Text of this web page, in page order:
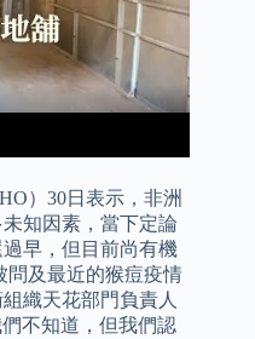
）30日表示，非洲
知因素，當下定論
早，但目前尚有機
問及最近的猴痘疫情
織天花部門負責人
們不知道，但我們認